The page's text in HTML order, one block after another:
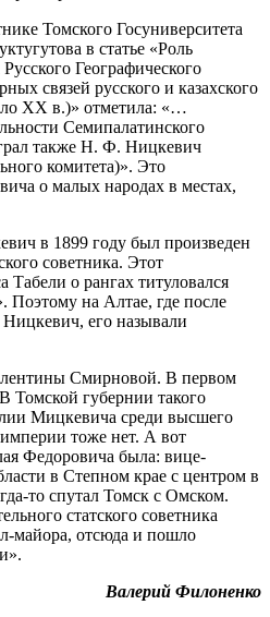
Томского Госуниверситета
в статье «Роль
Географического
связей русского и казахского
ХХ в.)» отметила: «…
Семипалатинского
также Н. Ф. Ницкевич
комитета)». Это
о малых народах в местах,
в 1899 году был произведен
советника. Этот
Табели о рангах титуловался
Поэтому на Алтае, где после
его называли
Смирновой. В первом
Томской губернии такого
Мицкевича среди высшего
тоже нет. А вот
Федоровича была: вице-
в Степном крае с центром в
то спутал Томск с Омском.
статского советника
майора, отсюда и пошло
Валерий Филоненко